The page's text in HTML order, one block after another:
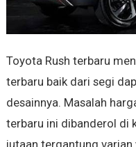
Toyota Rush terbaru
terbaru baik dari segi
desainnya. Masalah
terbaru ini dibanderol di
jutaan tergantung